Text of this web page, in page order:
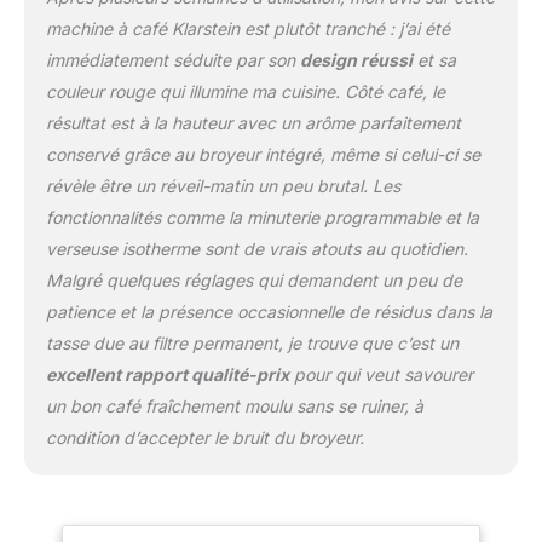
automatique
programmable. Réglez la
minuterie la veille, puis
réveillez-vous avec un
café frais, sans perdre de
temps pendant votre
matinée. FACILE À
UTILISER ET À
NETTOYER : Noa
machines à café
automatiques sont
faciles à utiliser et à
amovible renforce
l'arôme du café tandis
que le filtre à charbon
actif augmente la qualité
TEMPÉRATURE DE
machine à café Klarstein est plutôt tranché : j’ai été
immédiatement séduite par son design réussiet sa
couleur rouge qui illumine ma cuisine. Côté café, le
résultat est à la hauteur avec un arôme parfaitement
conservé grâce au broyeur intégré, même si celui-ci se
révèle être un réveil-matin un peu brutal. Les
fonctionnalités comme la minuterie programmable et la
verseuse isotherme sont de vrais atouts au quotidien.
Malgré quelques réglages qui demandent un peu de
patience et la présence occasionnelle de résidus dans la
tasse due au filtre permanent, je trouve que c’est un
excellent rapport qualité-prixpour qui veut savourer
un bon café fraîchement moulu sans se ruiner, à
condition d’accepter le bruit du broyeur.